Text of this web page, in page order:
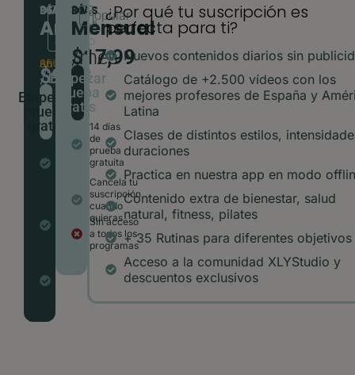
365 DÍAS
Anual
El
más
elegido
Ahorra un 35%
$9,92
/mes
Empezar
prueba
gratis
14 días
gratuita
Acceso
durante
todo un
año
completo
Acceso a
A
30 DÍAS
Mensual
Popular
$17,99
/mes
Empezar
prueba
gratis
14 días
de
prueba
gratuita
Cancela tu
suscripción
cuando
quieras
Sin acceso
a todos los
programas
¿Por qué tu suscripción es
perfecta para ti?
Nuevos contenidos diarios sin
Catálogo de +2.500 vídeos con los
mejores profesores de España y
Latina​
Clases de distintos estilos,
duraciones​
Practica en nuestra app en modo
Contenido extra de bienestar, salud
natural, fitness, pilates​
+ 35 Rutinas para diferentes objetivos​
Acceso a la comunidad XLYStudio y
descuentos exclusivos​